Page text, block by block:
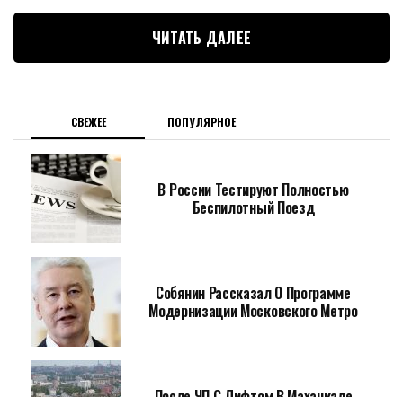
ЧИТАТЬ ДАЛЕЕ
СВЕЖЕЕ ПОПУЛЯРНОЕ
В России Тестируют Полностью
Беспилотный Поезд
Собянин Рассказал О Программе
Модернизации Московского Метро